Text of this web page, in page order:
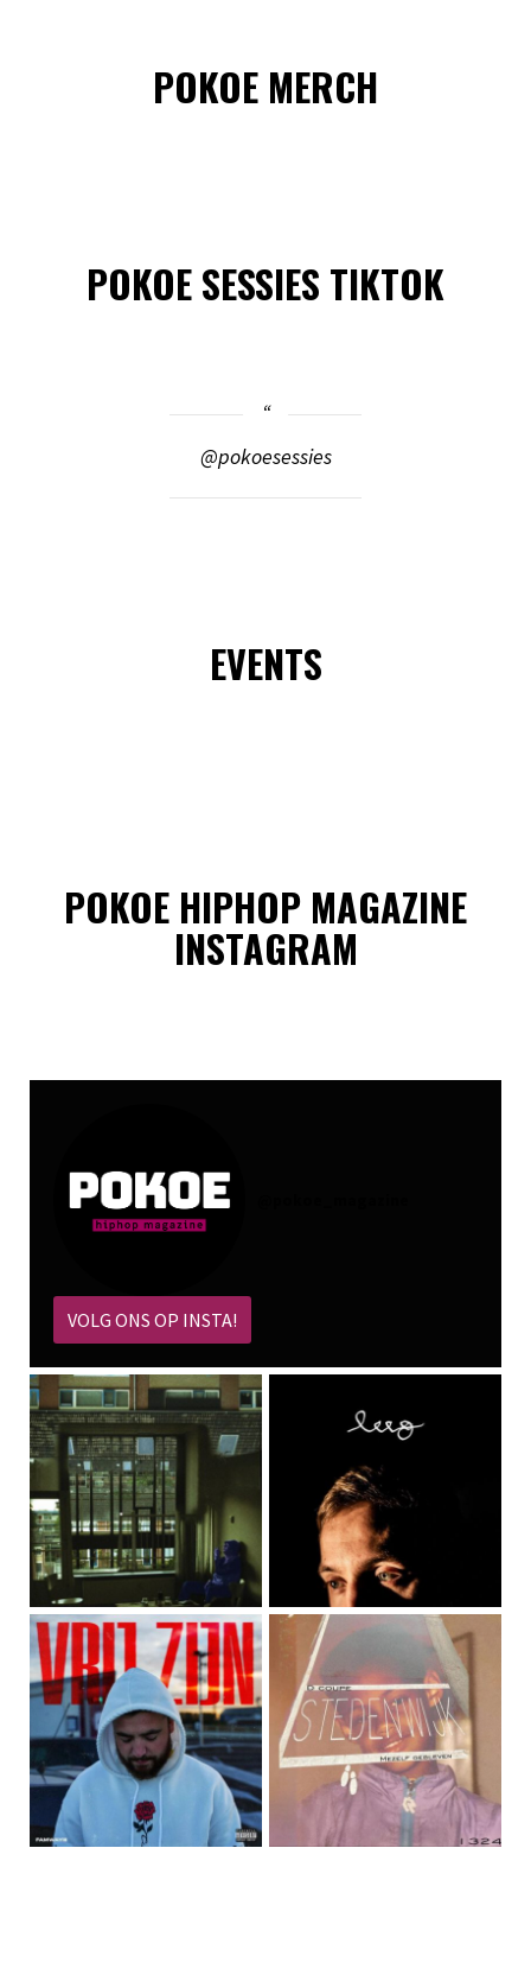
POKOE MERCH
POKOE SESSIES TIKTOK
@pokoesessies
EVENTS
POKOE HIPHOP MAGAZINE
INSTAGRAM
VOLG ONS OP INSTA!